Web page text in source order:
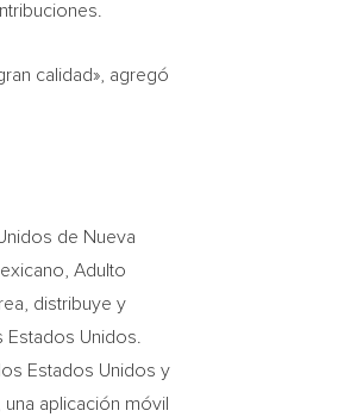
calidad», agregó
de Nueva
Adulto
distribuye y
Unidos.
Estados Unidos y
aplicación móvil